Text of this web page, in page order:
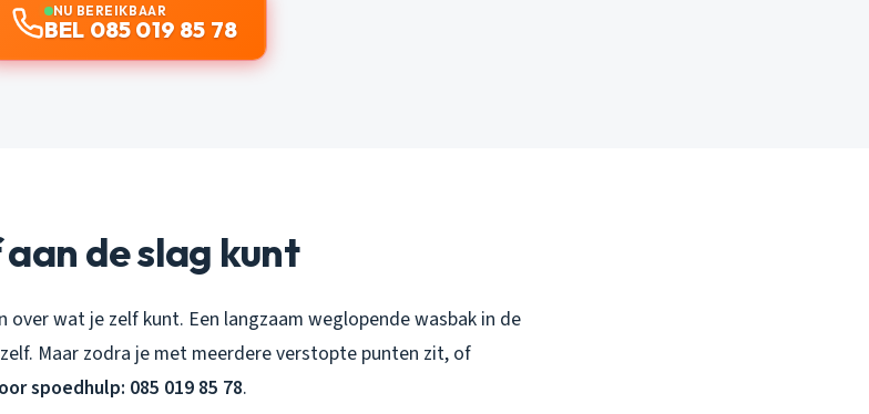
NU BEREIKBAAR
BEL 085 019 85 78
de slag kunt
wat je zelf kunt. Een langzaam weglopende wasbak in de
Maar zodra je met meerdere verstopte punten zit, of
spoedhulp: 085 019 85 78.